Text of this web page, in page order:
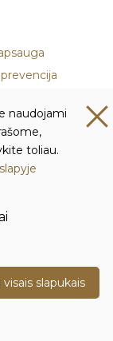
institutas
naudojami
toliau.
slapukais